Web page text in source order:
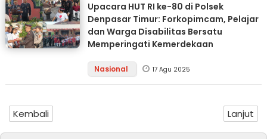
Upacara HUT RI ke-80 di Polsek
Denpasar Timur: Forkopimcam, Pelajar
dan Warga Disabilitas Bersatu
Memperingati Kemerdekaan
Nasional 17 Agu 2025
Kembali Lanjut